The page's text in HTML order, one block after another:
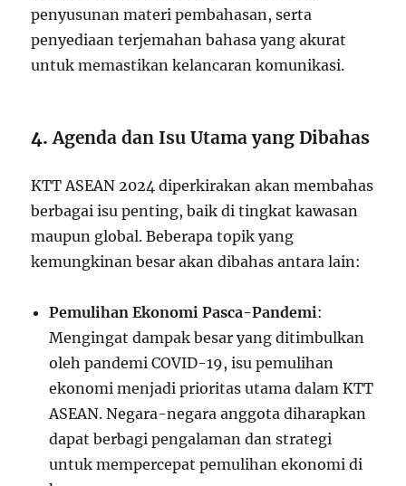
penyusunan materi pembahasan, serta
penyediaan terjemahan bahasa yang akurat
untuk memastikan kelancaran komunikasi.
4.Agenda dan Isu Utama yang Dibahas
KTT ASEAN 2024 diperkirakan akan membahas
berbagai isu penting, baik di tingkat kawasan
maupun global. Beberapa topik yang
kemungkinan besar akan dibahas antara lain:
Pemulihan Ekonomi Pasca-Pandemi:
Mengingat dampak besar yang ditimbulkan
oleh pandemi COVID-19, isu pemulihan
ekonomi menjadi prioritas utama dalam KTT
ASEAN. Negara-negara anggota diharapkan
dapat berbagi pengalaman dan strategi
untuk mempercepat pemulihan ekonomi di